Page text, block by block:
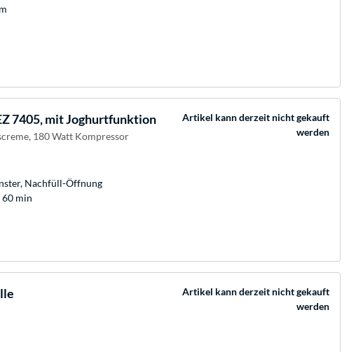
7405, mit Joghurtfunktion
180 Watt Kompressor
Nachfüll-Öffnung
min
Artikel kann derzeit nicht gekauft
werden
Artikel kann derzeit nicht gekauft
werden